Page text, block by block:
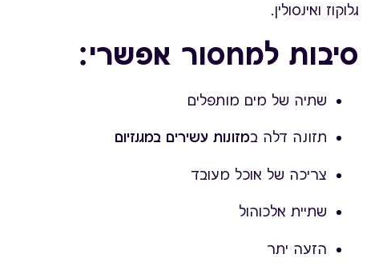
גלוקוז ואינסולין.
סיבות למחסור אפשרי:
שתיה של מים מותפלים
תזונה דלה במזונות עשירים במגנזיום
צריכה של אוכל מעובד
שתיית אלכוהול
הזעה יתר